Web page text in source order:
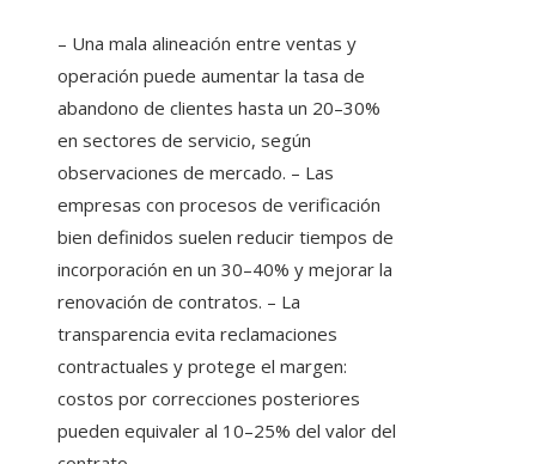
– Una mala alineación entre ventas y
operación puede aumentar la tasa de
abandono de clientes hasta un 20–30%
en sectores de servicio, según
observaciones de mercado. – Las
empresas con procesos de verificación
bien definidos suelen reducir tiempos de
incorporación en un 30–40% y mejorar la
renovación de contratos. – La
transparencia evita reclamaciones
contractuales y protege el margen:
costos por correcciones posteriores
pueden equivaler al 10–25% del valor del